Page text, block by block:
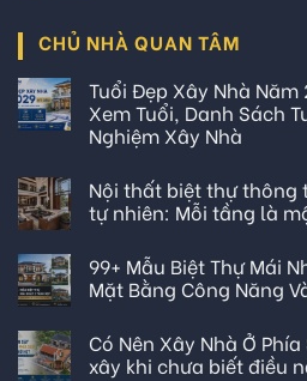
CHỦ NHÀ QUAN TÂM
Tuổi Đẹp Xây Nhà
Xem Tuổi, Danh Sách
Nghiệm Xây Nhà
Nội thất biệt thự thông
tự nhiên: Mỗi tầng là
99+ Mẫu Biệt Thự Mái
Mặt Bằng Công Năng
Có Nên Xây Nhà Ở
xây khi chưa biết điều